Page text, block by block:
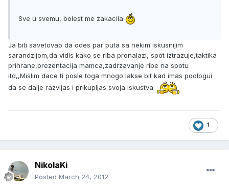
Sve u svemu, bolest me zakacila
Ja biti savetovao da odes par puta sa nekim iskusnijim
sarandzijom,da vidis kako se riba pronalazi, spot iztrazuje,taktika
prihrane,prezentacija mamca,zadrzavanje ribe na spotu
itd,,Mislim dace ti posle toga mnogo lakse bit kad imas podlogui
da se dalje razvijas i prikupljas svoja iskustva
1
NikolaKi
Posted March 24, 2012